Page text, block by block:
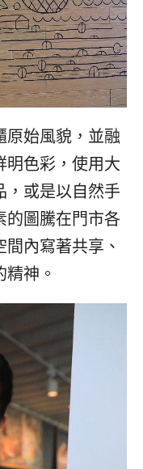
原始風貌，並融
明色彩，使用大
，或是以自然手
的圖騰在門市各
內寫著共享、
神。